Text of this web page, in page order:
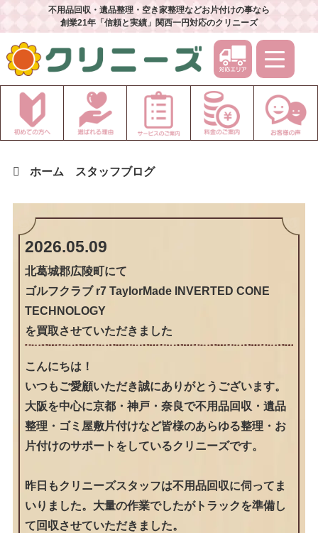
不用品回収・遺品整理・空き家整理などお片付けの事なら
創業21年「信頼と実績」関西一円対応のクリニーズ
ホーム スタッフブログ
2026.05.09
北葛城郡広陵町にて
ゴルフクラブ r7 TaylorMade INVERTED CONE
TECHNOLOGY
を買取させていただきました
こんにちは！
いつもご愛顧いただき誠にありがとうございます。
大阪を中心に京都・神戸・奈良で不用品回収・遺品
整理・ゴミ屋敷片付けなど皆様のあらゆる整理・お
片付けのサポートをしているクリニーズです。
昨日もクリニーズスタッフは不用品回収に伺ってま
いりました。大量の作業でしたがトラックを準備し
て回収させていただきました。